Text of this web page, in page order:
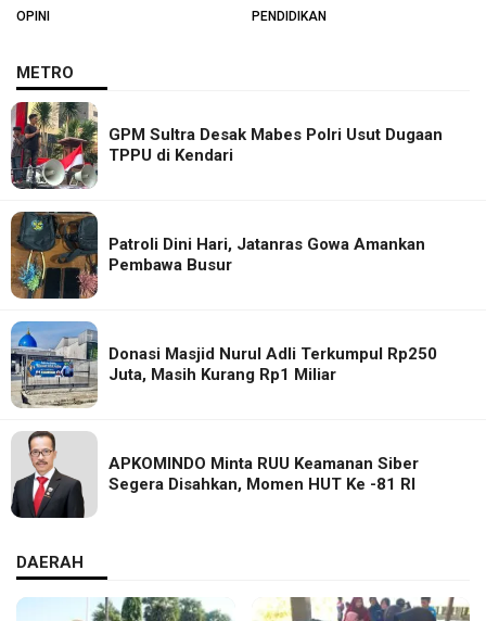
OPINI PENDIDIKAN
METRO
GPM Sultra Desak Mabes Polri Usut Dugaan
TPPU di Kendari
Patroli Dini Hari, Jatanras Gowa Amankan
Pembawa Busur
Donasi Masjid Nurul Adli Terkumpul Rp250
Juta, Masih Kurang Rp1 Miliar
APKOMINDO Minta RUU Keamanan Siber
Segera Disahkan, Momen HUT Ke -81 RI
DAERAH